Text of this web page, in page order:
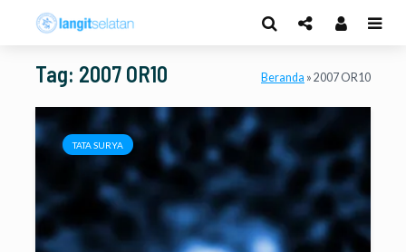
Tag: 2007 OR10 Beranda » 2007 OR10
TATA SURYA